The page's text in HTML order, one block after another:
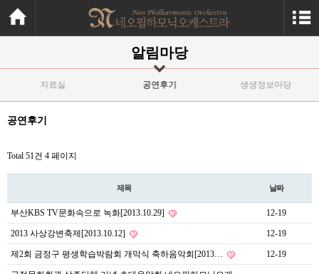
알림마당
자료실 공연후기 생생정보마당
공연후기
Total 51건 4 페이지
제목 날짜
부산KBS TV문화속으로 녹화[2013.10.29] 12-19
2013 사상강변축제[2013.10.12] 12-19
제2회 금정구 평생학습박람회 개막식 축하음악회[2013… 12-19